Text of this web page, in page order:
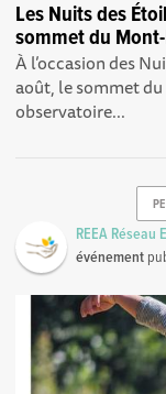
Les Nuits des
sommet du
À l’occasion des
août, le sommet
observatoire...
REEA
événement